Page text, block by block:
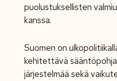
puolustuksellisten
kanssa.
Suomen on
kehitettävä
järjestelmää sekä